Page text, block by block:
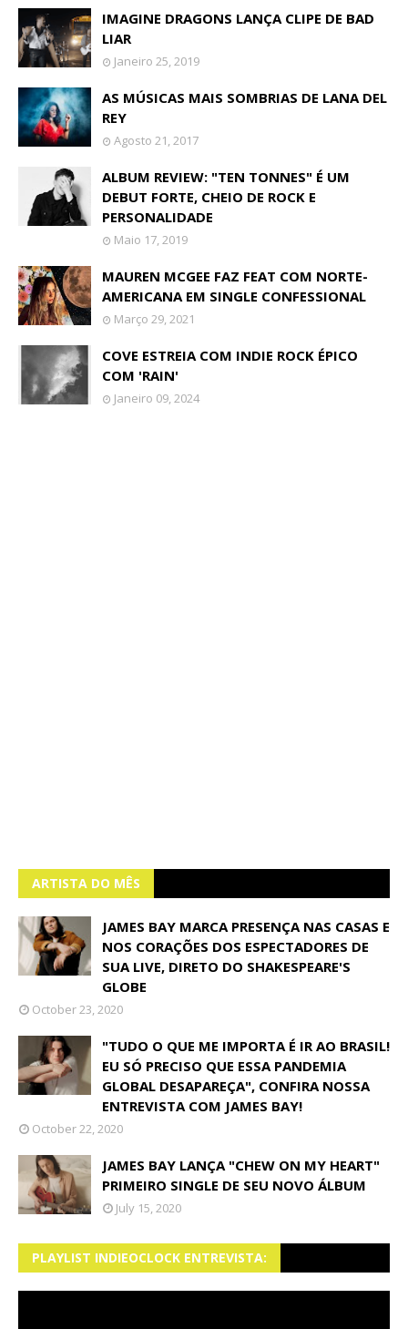
IMAGINE DRAGONS LANÇA CLIPE DE BAD
LIAR
Janeiro 25, 2019
AS MÚSICAS MAIS SOMBRIAS DE LANA DEL
REY
Agosto 21, 2017
ALBUM REVIEW: "TEN TONNES" É UM
DEBUT FORTE, CHEIO DE ROCK E
PERSONALIDADE
Maio 17, 2019
MAUREN MCGEE FAZ FEAT COM NORTE-
AMERICANA EM SINGLE CONFESSIONAL
Março 29, 2021
COVE ESTREIA COM INDIE ROCK ÉPICO
COM 'RAIN'
Janeiro 09, 2024
ARTISTA DO MÊS
JAMES BAY MARCA PRESENÇA NAS CASAS E
NOS CORAÇÕES DOS ESPECTADORES DE
SUA LIVE, DIRETO DO SHAKESPEARE'S
GLOBE
October 23, 2020
"TUDO O QUE ME IMPORTA É IR AO BRASIL!
EU SÓ PRECISO QUE ESSA PANDEMIA
GLOBAL DESAPAREÇA", CONFIRA NOSSA
ENTREVISTA COM JAMES BAY!
October 22, 2020
JAMES BAY LANÇA "CHEW ON MY HEART"
PRIMEIRO SINGLE DE SEU NOVO ÁLBUM
July 15, 2020
PLAYLIST INDIEOCLOCK ENTREVISTA: